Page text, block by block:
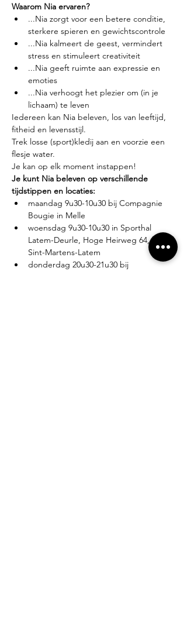
Waarom Nia ervaren?
...Nia zorgt voor een betere conditie,
sterkere spieren en gewichtscontrole
...Nia kalmeert de geest, vermindert
stress en stimuleert creativiteit
...Nia geeft ruimte aan expressie en
emoties
...Nia verhoogt het plezier om (in je
lichaam) te leven
Iedereen kan Nia beleven, los van leeftijd,
fitheid en levensstijl.
Trek losse (sport)kledij aan en voorzie een
flesje water.
Je kan op elk moment instappen!
Je kunt Nia beleven op verschillende
tijdstippen en locaties:
maandag 9u30-10u30 bij Compagnie
Bougie in Melle
woensdag 9u30-10u30 in Sporthal
Latem-Deurle, Hoge Heirweg 64, 9830
Sint-Martens-Latem
donderdag 20u30-21u30 bij